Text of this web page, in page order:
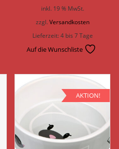
inkl. 19 % MwSt.
zzgl. Versandkosten
Lieferzeit:4 bis 7 Tage
Auf die Wunschliste
AKTION!